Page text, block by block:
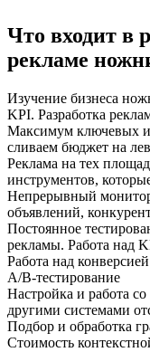
Что входит в
рекламе
Изучение бизнеса
KPI. Разработка
Максимум ключевых и
сливаем бюджет на
Реклама на тех
инструментов,
Непрерывный
объявлений,
Постоянное
рекламы. Работа над
Работа над
A/B-тестирование
Настройка и работа
другими системами
Подбор и обработка
Стоимость